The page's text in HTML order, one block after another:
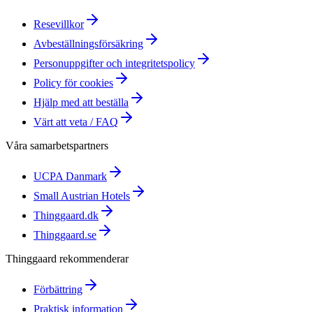
Resevillkor
Avbeställningsförsäkring
Personuppgifter och integritetspolicy
Policy för cookies
Hjälp med att beställa
Värt att veta / FAQ
Våra samarbetspartners
UCPA Danmark
Small Austrian Hotels
Thinggaard.dk
Thinggaard.se
Thinggaard rekommenderar
Förbättring
Praktisk information